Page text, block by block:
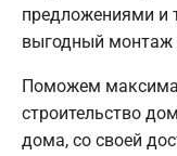
предложениями
выгодный монтаж
Поможем
строительство
дома, со своей